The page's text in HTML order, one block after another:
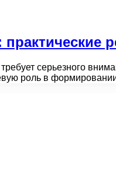
серьезного
роль в